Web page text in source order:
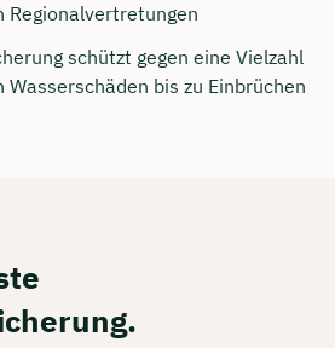
Regionalvertretungen
schützt gegen eine Vielzahl
Wasserschäden bis zu Einbrüchen